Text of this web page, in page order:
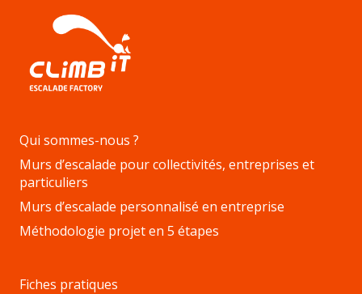
Qui sommes-nous ?
Murs d’escalade pour collectivités, entreprises et
particuliers
Murs d’escalade personnalisé en entreprise
Méthodologie projet en 5 étapes
Fiches pratiques